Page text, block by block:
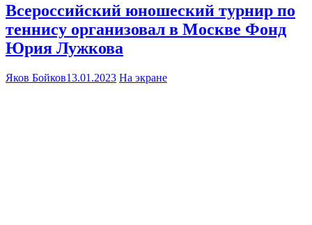
Всероссийский юношеский турнир по
теннису организовал в Москве Фонд
Юрия Лужкова
Яков Бойков13.01.2023 На экране